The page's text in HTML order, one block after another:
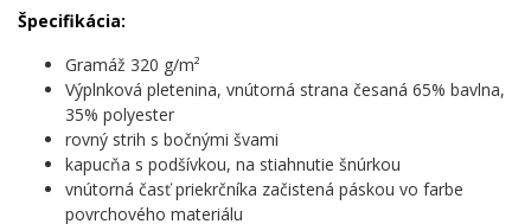
🌟 Ako skvelý tip na narodeniny pre každého správneho
Nezabudni – riziko je pre tých, čo to robia bez štýlu. Ty ho máš.
Pridaj si tento motív do košíka a daj vedieť svetu, čo robíš! ✨
Špecifikácia:
Gramáž 320 g/m²
Výplnková pletenina, vnútorná strana česaná 65% bavlna,
35% polyester
rovný strih s bočnými švami
kapucňa s podšívkou, na stiahnutie šnúrkou
vnútorná časť priekrčníka začistená páskou vo farbe
povrchového materiálu